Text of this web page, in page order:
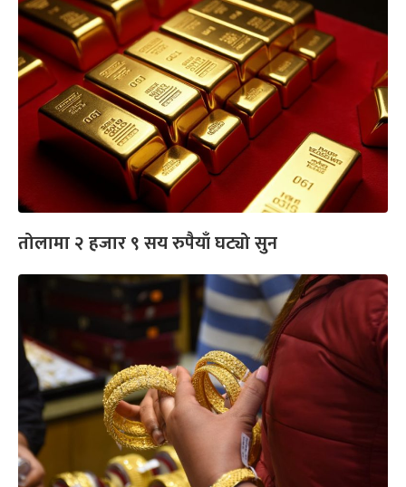
तोलामा २ हजार ९ सय रुपैयाँ घट्यो सुन